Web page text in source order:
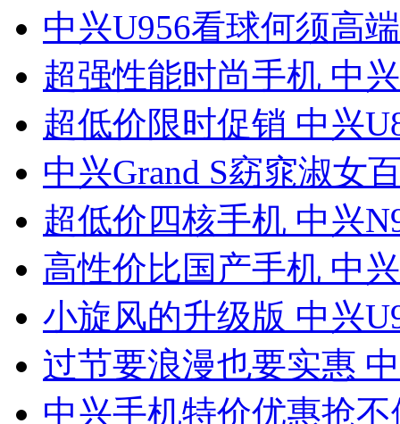
中兴U956看球何须高
超强性能时尚手机 中
超低价限时促销 中兴
中兴Grand S窈窕淑女
超低价四核手机 中兴
高性价比国产手机 中
小旋风的升级版 中兴
过节要浪漫也要实惠
中兴手机特价优惠抢不